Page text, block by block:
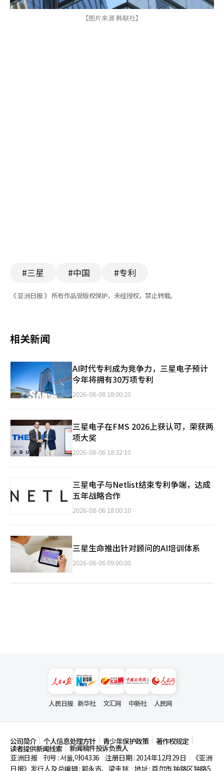
【图片来源 韩联社】
#三星 #中国 #专利
《 亚洲日报 》 所有作品受版权保护，未经授权，禁止转载。
相关新闻
AI时代专利成为竞争力，三星电子预计
今年将拥有30万项专利
2026-08-08 18:00:20
三星电子在FMS 2026上获认可，荣获两
项大奖
2026-08-06 18:32:10
三星电子与Netlist结束专利争端，达成
五年战略合作
2026-08-06 18:00:10
三星生命推出针对顾问的AI培训体系
2026-08-06 09:00:00
人民日报 新华社 文汇网 中新社 人民网
公司简介 个人信息处理方针 青少年保护政策 著作权规定
读者提供新闻线索
新闻稿件投诉负责人
亚洲日报
刊号 : 서울,아04336 注册日期 : 2014年12月29日
《亚洲
日报》发行人及总编辑 : 郭永吉、梁圭铉 地址 : 首尔市钟路区钟路5